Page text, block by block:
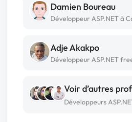
Damien Boureau
Développeur ASP.NET à
Adje Akakpo
Développeur ASP.NET
Voir d’autres
Développeurs